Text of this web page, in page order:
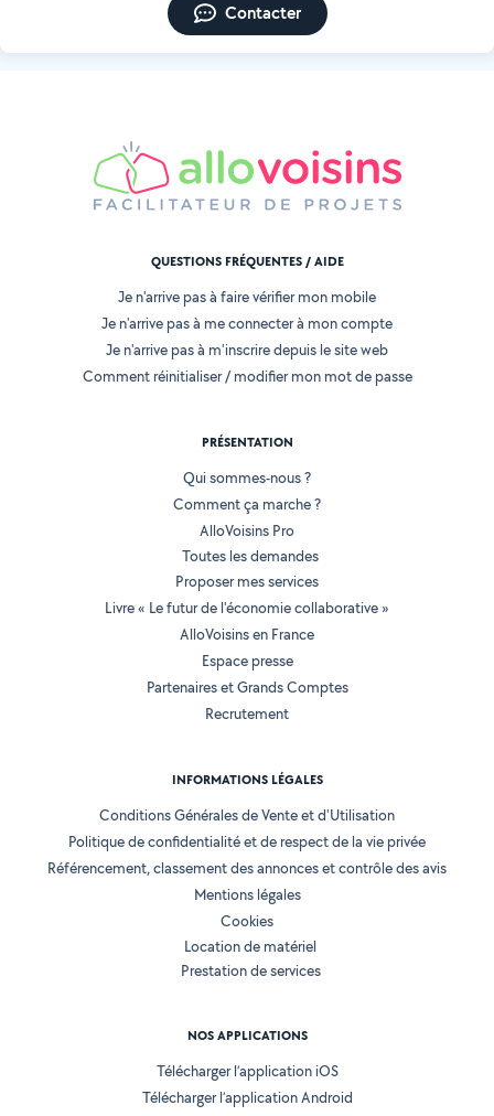
Contacter
QUESTIONS FRÉQUENTES / AIDE
Je n'arrive pas à faire vérifier mon mobile
Je n'arrive pas à me connecter à mon compte
Je n'arrive pas à m'inscrire depuis le site web
Comment réinitialiser / modifier mon mot de passe
PRÉSENTATION
Qui sommes-nous ?
Comment ça marche ?
AlloVoisins Pro
Toutes les demandes
Proposer mes services
Livre « Le futur de l'économie collaborative »
AlloVoisins en France
Espace presse
Partenaires et Grands Comptes
Recrutement
INFORMATIONS LÉGALES
Conditions Générales de Vente et d'Utilisation
Politique de confidentialité et de respect de la vie privée
Référencement, classement des annonces et contrôle des avis
Mentions légales
Cookies
Location de matériel
Prestation de services
NOS APPLICATIONS
Télécharger l’application iOS
Télécharger l’application Android